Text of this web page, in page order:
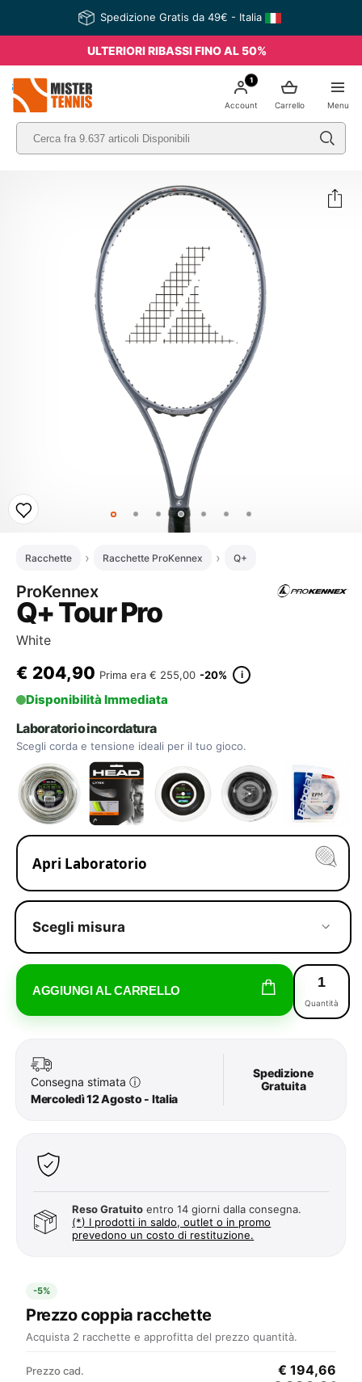
Spedizione Gratis da 49€ - Italia
ULTERIORI RIBASSI FINO AL 50%
Menu
Carrello
1
Account
Racchette Racchette ProKennex Q+
ProKennex
Q+ Tour Pro
White
€ 204,90 Prima era € 255,00 -20% i
Disponibilità Immediata
Laboratorio incordatura
Scegli corda e tensione ideali per il tuo gioco.
Apri Laboratorio
Scegli misura
AGGIUNGI AL CARRELLO
Quantità
Consegna stimata ⓘ
Mercoledì 12 Agosto - Italia
Spedizione
Gratuita
Reso Gratuito entro 14 giorni dalla consegna.
(*) I prodotti in saldo, outlet o in promo
prevedono un costo di restituzione.
-5%
Prezzo coppia racchette
Acquista 2 racchette e approfitta del prezzo quantità.
Prezzo cad. € 194,66